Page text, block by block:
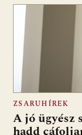
ZSARUHÍREK
A jó ügyész